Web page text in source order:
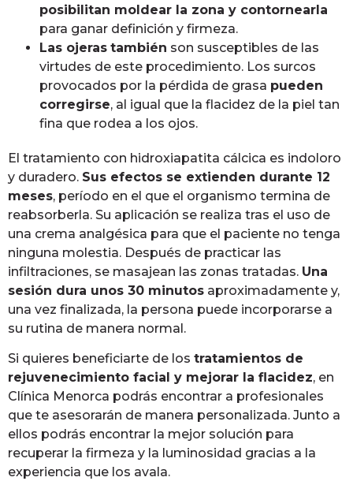
posibilitan moldear la zona y contornearla
para ganar definición y firmeza.
Las ojeras también son susceptibles de las
virtudes de este procedimiento. Los surcos
provocados por la pérdida de grasa pueden
corregirse, al igual que la flacidez de la piel tan
fina que rodea a los ojos.
El tratamiento con hidroxiapatita cálcica es indoloro
y duradero. Sus efectos se extienden durante 12
meses, período en el que el organismo termina de
reabsorberla. Su aplicación se realiza tras el uso de
una crema analgésica para que el paciente no tenga
ninguna molestia. Después de practicar las
infiltraciones, se masajean las zonas tratadas. Una
sesión dura unos 30 minutos aproximadamente y,
una vez finalizada, la persona puede incorporarse a
su rutina de manera normal.
Si quieres beneficiarte de los tratamientos de
rejuvenecimiento facial y mejorar la flacidez, en
Clínica Menorca podrás encontrar a profesionales
que te asesorarán de manera personalizada. Junto a
ellos podrás encontrar la mejor solución para
recuperar la firmeza y la luminosidad gracias a la
experiencia que los avala.